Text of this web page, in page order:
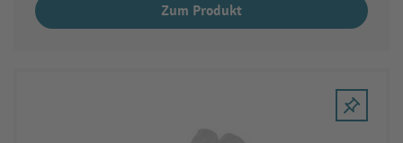
Zum Produkt